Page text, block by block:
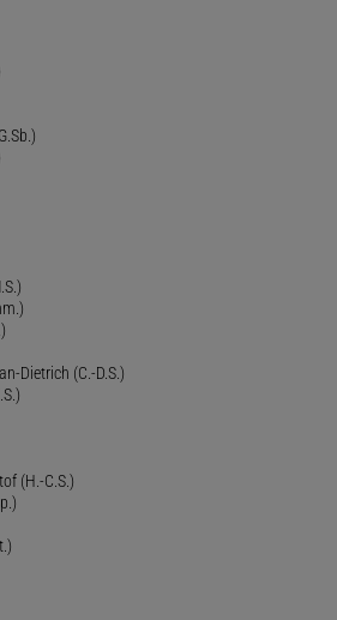
Dietrich (C.-D.S.)
(H.-C.S.)